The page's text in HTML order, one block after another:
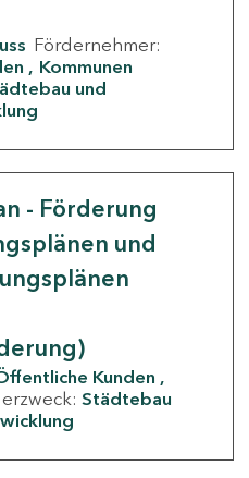
Fördernehmer:
Kommunen
und
- Förderung
und
Kunden
Städtebau